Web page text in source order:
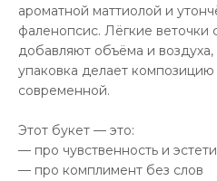
ароматной маттиолой и
фаленопсис. Лёгкие веточки
добавляют объёма и
упаковка делает
современной.
Этот букет — это:
— про чувственность и
— про комплимент без слов